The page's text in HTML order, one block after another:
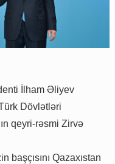
İlham Əliyev
Dövlətləri
qeyri-rəsmi Zirvə
Qazaxıstan